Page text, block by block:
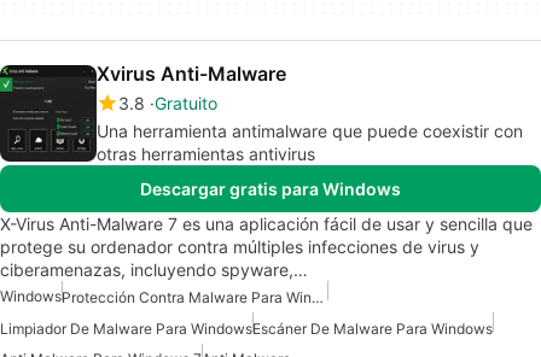
Xvirus Anti-Malware
3.8 Gratuito
Una herramienta antimalware que puede coexistir con
otras herramientas antivirus
Descargar gratis para Windows
X-Virus Anti-Malware 7 es una aplicación fácil de usar y sencilla que
protege su ordenador contra múltiples infecciones de virus y
ciberamenazas, incluyendo spyware,…
Windows
Protección Contra Malware Para Windows
Limpiador De Malware Para WindowsEscáner De Malware Para Windows